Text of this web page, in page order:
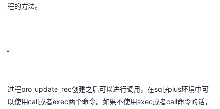
程的方法。
过程pro_update_rec创建之后可以进行调用，在sql /plus环境中可
以使用call或者exec两个命令。 如果不使用exec或者call命令的话，